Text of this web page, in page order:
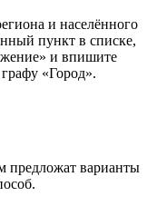
и населённого
пункт в списке,
и впишите
«Город».
предложат варианты